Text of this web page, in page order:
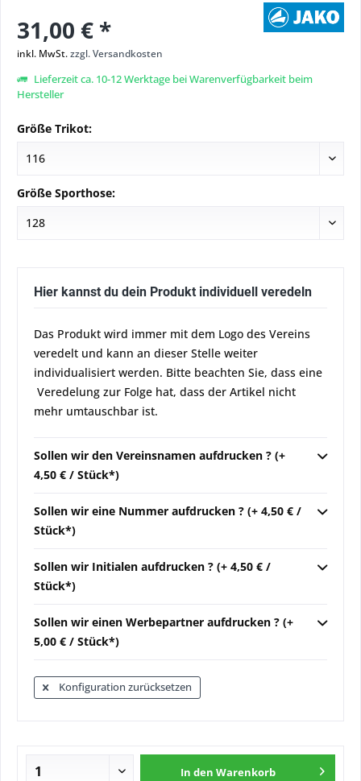
31,00 € *
inkl. MwSt.zzgl. Versandkosten
Lieferzeit ca. 10-12 Werktage bei Warenverfügbarkeit beim
Hersteller
Größe Trikot:
Größe Sporthose:
Hier kannst du dein Produkt individuell veredeln
Das Produkt wird immer mit dem Logo des Vereins
veredelt und kann an dieser Stelle weiter
individualisiert werden. Bitte beachten Sie, dass eine
Veredelung zur Folge hat, dass der Artikel nicht
mehr umtauschbar ist.
Sollen wir den Vereinsnamen aufdrucken ? (+
4,50 € / Stück*)
Sollen wir eine Nummer aufdrucken ? (+ 4,50 € /
Stück*)
Sollen wir Initialen aufdrucken ? (+ 4,50 € /
Stück*)
Sollen wir einen Werbepartner aufdrucken ? (+
5,00 € / Stück*)
Konfiguration zurücksetzen
In den Warenkorb